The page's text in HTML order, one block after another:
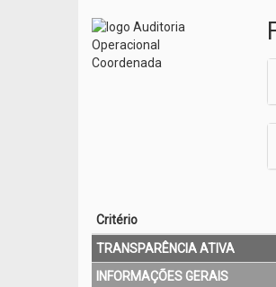
Critério
TRANSPARÊNCIA ATIVA
INFORMAÇÕES GERAIS